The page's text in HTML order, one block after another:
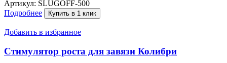
Артикул: SLUGOFF-500
Подробнее
Купить в 1 клик
Добавить в избранное
Стимулятор роста для завязи Колибри